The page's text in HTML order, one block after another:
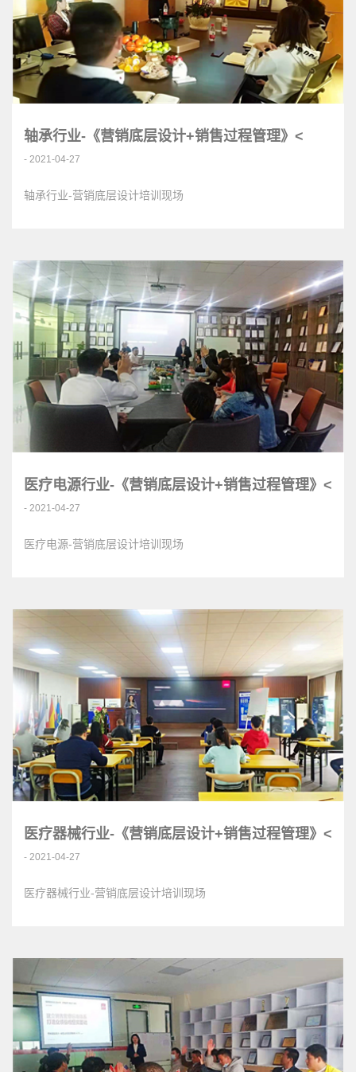
轴承行业-《营销底层设计+销售过程管理》<
- 2021-04-27
轴承行业-营销底层设计培训现场
医疗电源行业-《营销底层设计+销售过程管理》<
- 2021-04-27
医疗电源-营销底层设计培训现场
医疗器械行业-《营销底层设计+销售过程管理》<
- 2021-04-27
医疗器械行业-营销底层设计培训现场